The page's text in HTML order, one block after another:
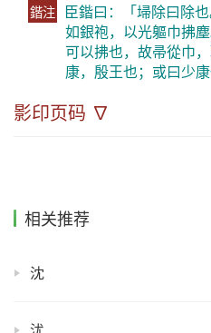
鍇注 臣鍇曰：「埽除曰除
如銀袍，以光軀巾拂
可以拂也，故帚從巾
康，殷王也；或曰少康
影印页码 ∇
相关推荐
沈